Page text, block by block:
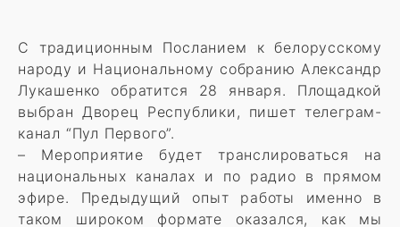
С традиционным Посланием к белорусскому
народу и Национальному собранию Александр
Лукашенко обратится 28 января. Площадкой
выбран Дворец Республики, пишет телеграм-
канал “Пул Первого”.
– Мероприятие будет транслироваться на
национальных каналах и по радио в прямом
эфире. Предыдущий опыт работы именно в
таком широком формате оказался, как мы